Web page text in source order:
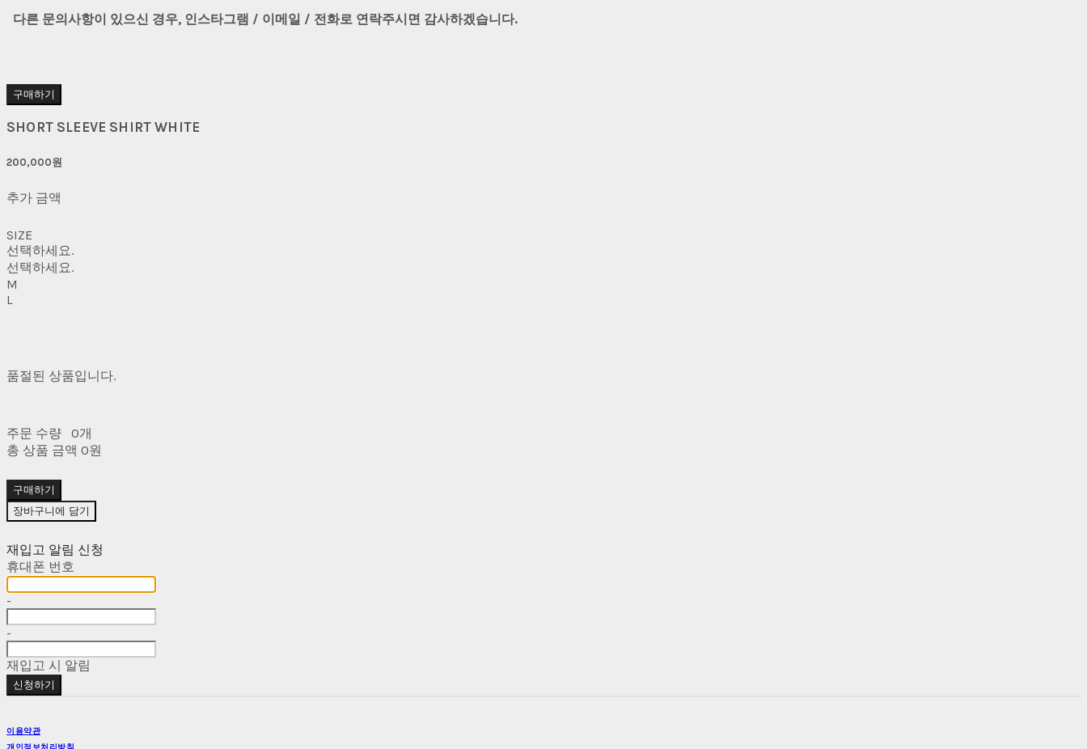
다른 문의사항이 있으신 경우, 인스타그램 / 이메일 / 전화로 연락주시면 감사하겠습니다.
구매하기
SHORT SLEEVE SHIRT WHITE
200,000원
추가 금액
SIZE
선택하세요.
선택하세요.
M
L
품절된 상품입니다.
주문 수량
0개
총 상품 금액 0원
구매하기
장바구니에 담기
재입고 알림 신청
휴대폰 번호
-
-
재입고 시 알림
신청하기
이용약관